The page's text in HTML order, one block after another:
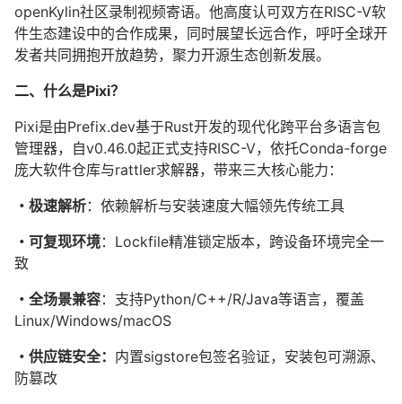
openKylin社区录制视频寄语。他高度认可双方在RISC-V软
件生态建设中的合作成果，同时展望长远合作，呼吁全球开
发者共同拥抱开放趋势，聚力开源生态创新发展。
二、什么是Pixi？
Pixi是由Prefix.dev基于Rust开发的现代化跨平台多语言包
管理器，自v0.46.0起正式支持RISC-V，依托Conda-forge
庞大软件仓库与rattler求解器，带来三大核心能力：
・极速解析：依赖解析与安装速度大幅领先传统工具
・可复现环境：Lockfile精准锁定版本，跨设备环境完全一
致
・全场景兼容：支持Python/C++/R/Java等语言，覆盖
Linux/Windows/macOS
・供应链安全： 内置sigstore包签名验证，安装包可溯源、
防篡改